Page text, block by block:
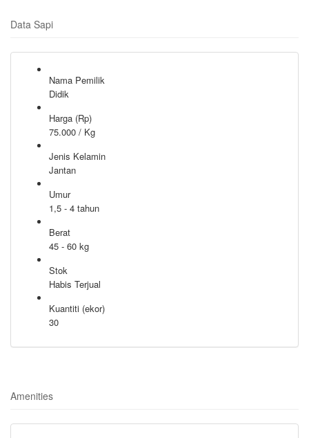
Data Sapi
Nama Pemilik
Didik
Harga (Rp)
75.000 / Kg
Jenis Kelamin
Jantan
Umur
1,5 - 4 tahun
Berat
45 - 60 kg
Stok
Habis Terjual
Kuantiti (ekor)
30
Amenities